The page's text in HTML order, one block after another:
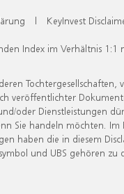
| KeyInvest
Index im Verhältnis 1:1
Tochtergesellschaften,
veröffentlichter
oder Dienstleistungen
Sie handeln möchten. Im
haben die in diesem
und UBS gehören zu